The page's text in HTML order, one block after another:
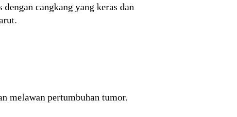
cangkang yang keras dan
melawan pertumbuhan tumor.